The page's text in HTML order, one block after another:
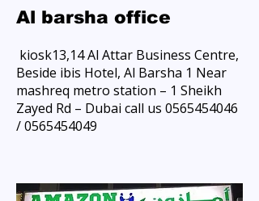
Al barsha office
kiosk13,14 Al Attar Business Centre,
Beside ibis Hotel, Al Barsha 1 Near
mashreq metro station – 1 Sheikh
Zayed Rd – Dubai call us 0565454046
/0565454049